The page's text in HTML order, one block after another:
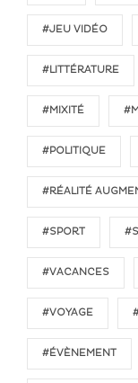
#JEU VIDÉO
#LITTÉRATURE
#MIXITÉ
#POLITIQUE
#RÉALITÉ
#SPORT
#VACANCES
#VOYAGE
#ÉVÈNEMENT